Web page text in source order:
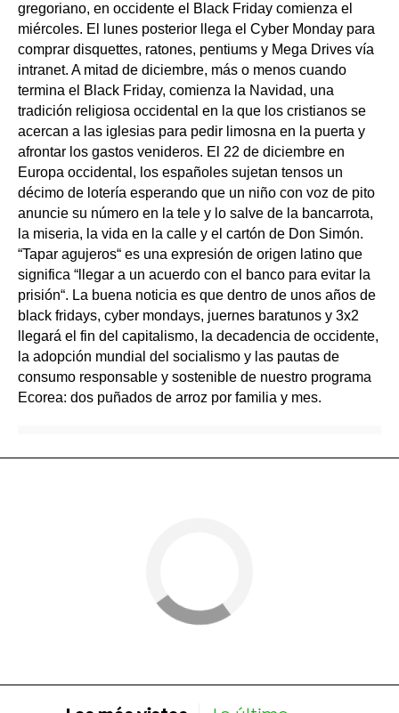
gregoriano, en occidente el Black Friday comienza el
miércoles. El lunes posterior llega el Cyber Monday para
comprar disquettes, ratones, pentiums y Mega Drives vía
intranet. A mitad de diciembre, más o menos cuando
termina el Black Friday, comienza la Navidad, una
tradición religiosa occidental en la que los cristianos se
acercan a las iglesias para pedir limosna en la puerta y
afrontar los gastos venideros. El 22 de diciembre en
Europa occidental, los españoles sujetan tensos un
décimo de lotería esperando que un niño con voz de pito
anuncie su número en la tele y lo salve de la bancarrota,
la miseria, la vida en la calle y el cartón de Don Simón.
“Tapar agujeros“ es una expresión de origen latino que
significa “llegar a un acuerdo con el banco para evitar la
prisión“. La buena noticia es que dentro de unos años de
black fridays, cyber mondays, juernes baratunos y 3x2
llegará el fin del capitalismo, la decadencia de occidente,
la adopción mundial del socialismo y las pautas de
consumo responsable y sostenible de nuestro programa
Ecorea: dos puñados de arroz por familia y mes.